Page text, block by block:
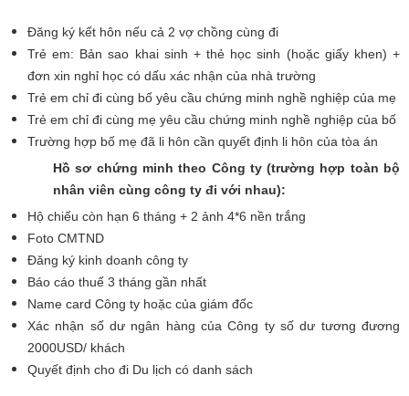
Đăng ký kết hôn nếu cả 2 vợ chồng cùng đi
Trẻ em: Bản sao khai sinh + thẻ học sinh (hoặc giấy khen) +
đơn xin nghỉ học có dấu xác nhận của nhà trường
Trẻ em chỉ đi cùng bố yêu cầu chứng minh nghề nghiệp của mẹ
Trẻ em chỉ đi cùng mẹ yêu cầu chứng minh nghề nghiệp của bố
Trường hợp bố mẹ đã li hôn cần quyết định li hôn của tòa án
Hồ sơ chứng minh theo Công ty (trường hợp toàn bộ
nhân viên cùng công ty đi với nhau):
Hộ chiếu còn hạn 6 tháng + 2 ảnh 4*6 nền trắng
Foto CMTND
Đăng ký kinh doanh công ty
Báo cáo thuế 3 tháng gần nhất
Name card Công ty hoặc của giám đốc
Xác nhận số dư ngân hàng của Công ty số dư tương đương
2000USD/ khách
Quyết định cho đi Du lịch có danh sách